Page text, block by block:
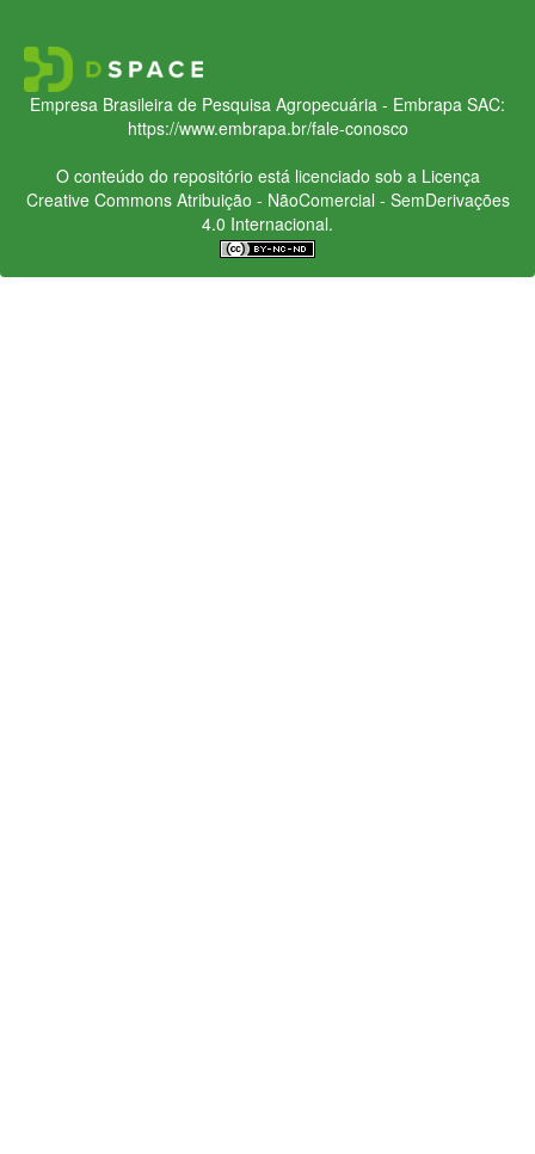
Empresa Brasileira de Pesquisa Agropecuária - Embrapa SAC:
https://www.embrapa.br/fale-conosco
O conteúdo do repositório está licenciado sob a Licença
Creative CommonsAtribuição - NãoComercial - SemDerivações
4.0 Internacional.